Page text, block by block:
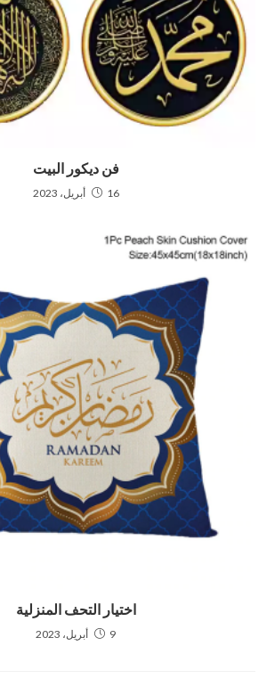
فن ديكور البيت
16 أبريل، 2023
اختيار التحف المنزلية
9 أبريل، 2023